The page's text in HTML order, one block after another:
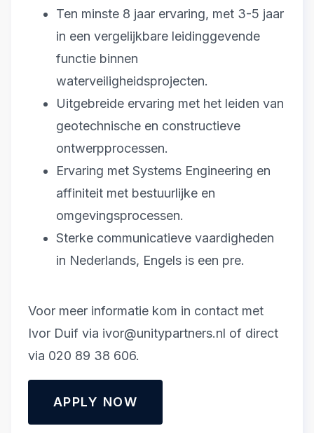
Ten minste 8 jaar ervaring, met 3-5 jaar
in een vergelijkbare leidinggevende
functie binnen
waterveiligheidsprojecten.
Uitgebreide ervaring met het leiden van
geotechnische en constructieve
ontwerpprocessen.
Ervaring met Systems Engineering en
affiniteit met bestuurlijke en
omgevingsprocessen.
Sterke communicatieve vaardigheden
in Nederlands, Engels is een pre.
Voor meer informatie kom in contact met
Ivor Duif via ivor@unitypartners.nl of direct
via 020 89 38 606.
APPLY NOW